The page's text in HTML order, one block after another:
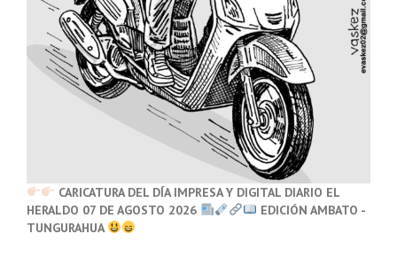
CARICATURA DEL DÍA IMPRESA Y DIGITAL DIARIO EL
HERALDO 07 DE AGOSTO 2026
EDICIÓN AMBATO -
TUNGURAHUA